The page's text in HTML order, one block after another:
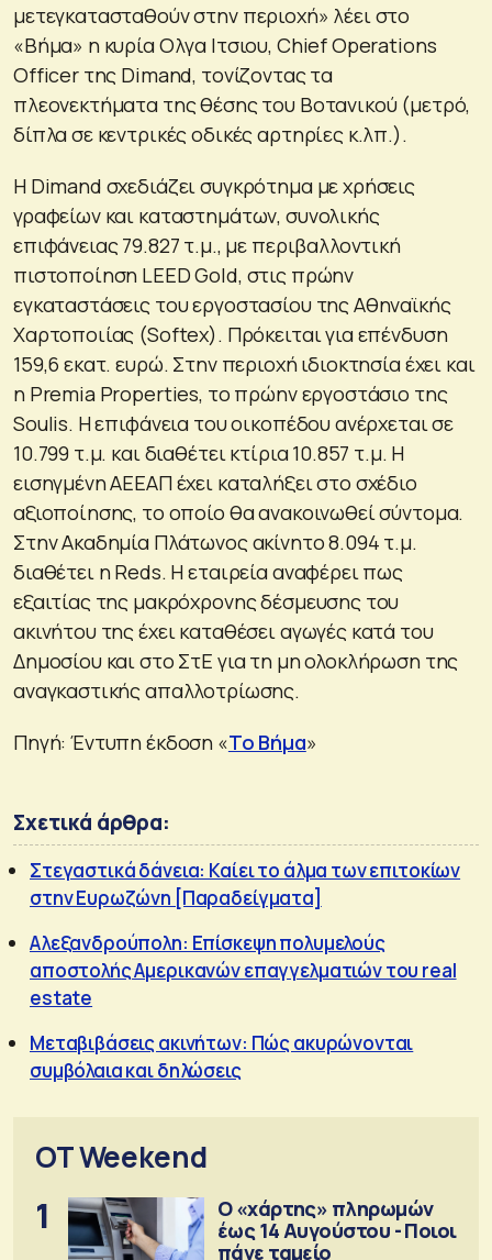
μετεγκατασταθούν στην περιοχή» λέει στο
«Βήμα» η κυρία Ολγα Ιτσιου, Chief Operations
Officer της Dimand, τονίζοντας τα
πλεονεκτήματα της θέσης του Βοτανικού (μετρό,
δίπλα σε κεντρικές οδικές αρτηρίες κ.λπ.).
Η Dimand σχεδιάζει συγκρότημα με χρήσεις
γραφείων και καταστημάτων, συνολικής
επιφάνειας 79.827 τ.μ., με περιβαλλοντική
πιστοποίηση LEED Gold, στις πρώην
εγκαταστάσεις του εργοστασίου της Αθηναϊκής
Χαρτοποιίας (Softex). Πρόκειται για επένδυση
159,6 εκατ. ευρώ. Στην περιοχή ιδιοκτησία έχει και
η Premia Properties, το πρώην εργοστάσιο της
Soulis. Η επιφάνεια του οικοπέδου ανέρχεται σε
10.799 τ.μ. και διαθέτει κτίρια 10.857 τ.μ. Η
εισηγμένη ΑΕΕΑΠ έχει καταλήξει στο σχέδιο
αξιοποίησης, το οποίο θα ανακοινωθεί σύντομα.
Στην Ακαδημία Πλάτωνος ακίνητο 8.094 τ.μ.
διαθέτει η Reds. Η εταιρεία αναφέρει πως
εξαιτίας της μακρόχρονης δέσμευσης του
ακινήτου της έχει καταθέσει αγωγές κατά του
Δημοσίου και στο ΣτΕ για τη μη ολοκλήρωση της
αναγκαστικής απαλλοτρίωσης.
Πηγή: Έντυπη έκδοση «Το Βήμα»
Σχετικά άρθρα:
Στεγαστικά δάνεια: Καίει το άλμα των επιτοκίων
στην Ευρωζώνη [Παραδείγματα]
Αλεξανδρούπολη: Επίσκεψη πολυμελούς
αποστολής Αμερικανών επαγγελματιών του real
estate
Μεταβιβάσεις ακινήτων: Πώς ακυρώνονται
συμβόλαια και δηλώσεις
OT Weekend
1
Ο «χάρτης» πληρωμών
έως 14 Αυγούστου - Ποιοι
πάνε ταμείο